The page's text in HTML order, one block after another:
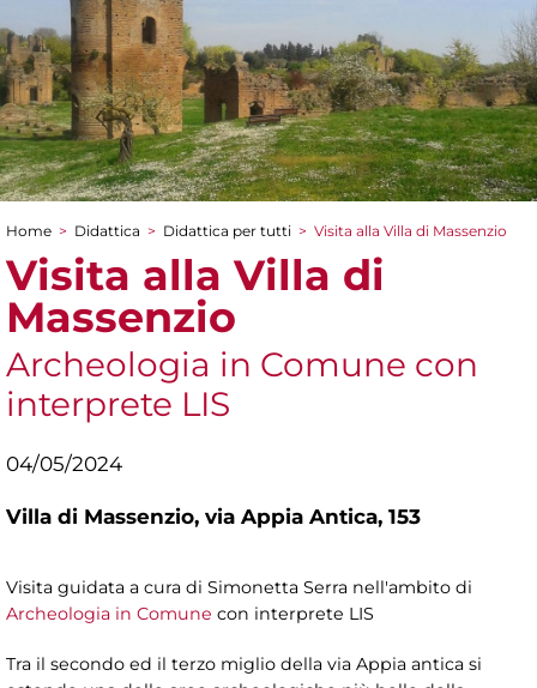
Tu sei qui
Home > Didattica > Didattica per tutti > Visita alla Villa di Massenzio
Visita alla Villa di
Massenzio
Archeologia in Comune con
interprete LIS
04/05/2024
Villa di Massenzio, via Appia Antica, 153
Visita guidata a cura di Simonetta Serra nell'ambito di
Archeologia in Comune con interprete LIS
Tra il secondo ed il terzo miglio della via Appia antica si